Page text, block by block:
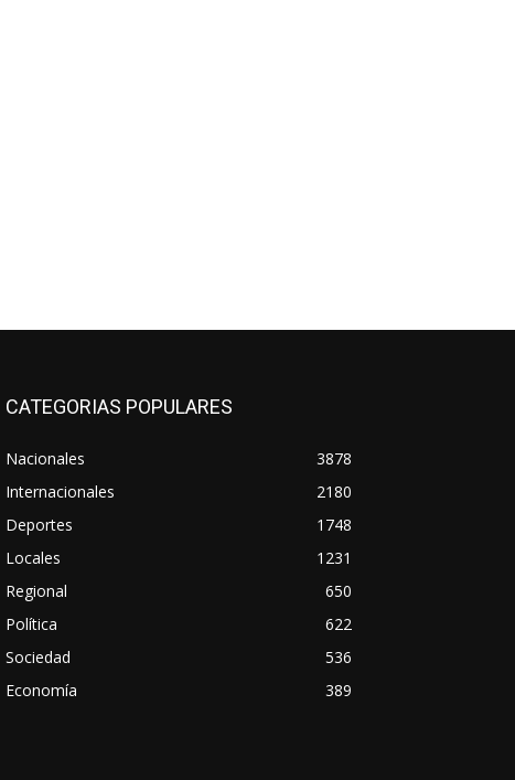
CATEGORIAS POPULARES
Nacionales
3878
Internacionales
2180
Deportes
1748
Locales
1231
Regional
650
Política
622
Sociedad
536
Economía
389